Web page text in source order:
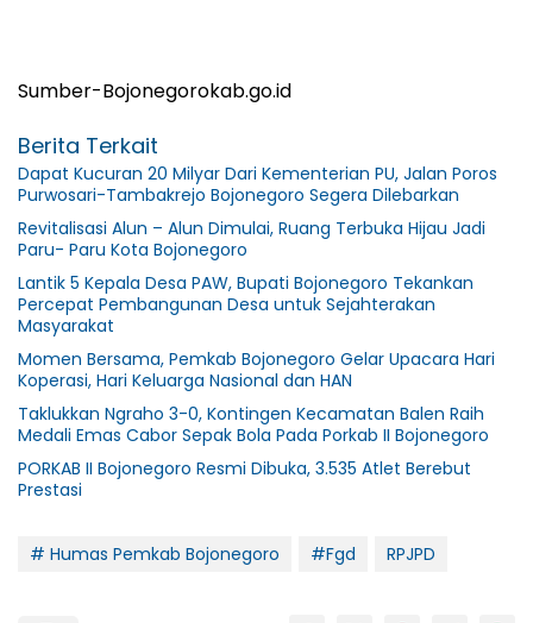
Sumber-Bojonegorokab.go.id
Berita Terkait
Dapat Kucuran 20 Milyar Dari Kementerian PU, Jalan Poros
Purwosari-Tambakrejo Bojonegoro Segera Dilebarkan
Revitalisasi Alun – Alun Dimulai, Ruang Terbuka Hijau Jadi
Paru- Paru Kota Bojonegoro
Lantik 5 Kepala Desa PAW, Bupati Bojonegoro Tekankan
Percepat Pembangunan Desa untuk Sejahterakan
Masyarakat
Momen Bersama, Pemkab Bojonegoro Gelar Upacara Hari
Koperasi, Hari Keluarga Nasional dan HAN
Taklukkan Ngraho 3-0, Kontingen Kecamatan Balen Raih
Medali Emas Cabor Sepak Bola Pada Porkab II Bojonegoro
PORKAB II Bojonegoro Resmi Dibuka, 3.535 Atlet Berebut
Prestasi
# Humas Pemkab Bojonegoro #Fgd RPJPD